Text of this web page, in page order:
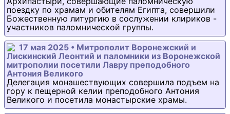
поездку по храмам и обителям Египта, совершили
Божественную литургию в сослужении клириков -
участников паломнической группы.
17 мая 2025 • Митрополит Воронежский и
Лискинский Леонтий и паломники из Воронежской
митрополии посетили Лавру преподобного
Антония Великого
Делегация монашествующих совершила подъем на
гору к пещерной келии преподобного Антония
Великого и посетила монастырские храмы.